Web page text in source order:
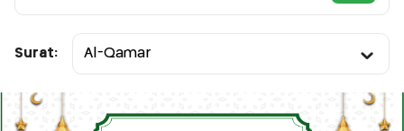
Surat: Al-Qamar